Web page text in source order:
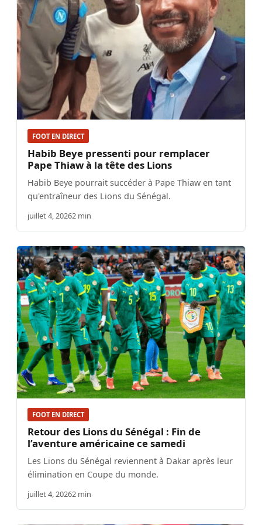
FOOT EN DIRECT
Habib Beye pressenti pour remplacer
Pape Thiaw à la tête des Lions
Habib Beye pourrait succéder à Pape Thiaw en tant
qu'entraîneur des Lions du Sénégal.
juillet 4, 20262 min
FOOT EN DIRECT
Retour des Lions du Sénégal : Fin de
l’aventure américaine ce samedi
Les Lions du Sénégal reviennent à Dakar après leur
élimination en Coupe du monde.
juillet 4, 20262 min